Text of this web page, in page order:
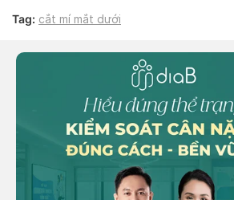
Tag: cắt mí mắt dưới